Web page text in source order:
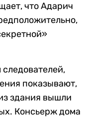
что Адарич
показывают,
здания вышли
Консьерж дома